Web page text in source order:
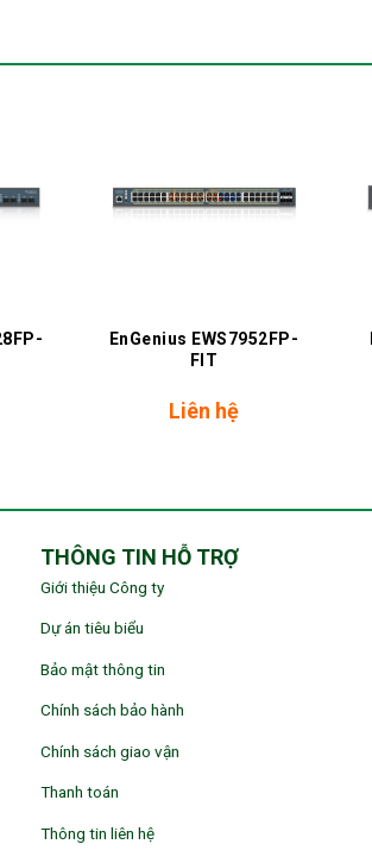
EnGenius EWS7952FP-
FIT
Liên hệ
THÔNG TIN HỖ TRỢ
Giới thiệu Công ty
Dự án tiêu biểu
Bảo mật thông tin
Chính sách bảo hành
Chính sách giao vận
Thanh toán
Thông tin liên hệ